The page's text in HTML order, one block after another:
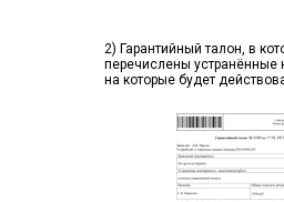
2) Гарантийный талон, в
перечислены устранённые
на которые будет